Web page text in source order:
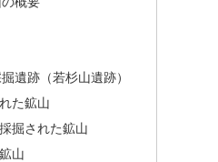
遺跡（若杉山遺跡）
た鉱山
掘された鉱山
山